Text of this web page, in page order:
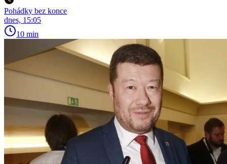
Pohádky bez konce
dnes, 15:05
10 min